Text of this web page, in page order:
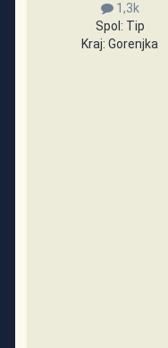
1,3k
Spol: Tip
Kraj: Gorenjka